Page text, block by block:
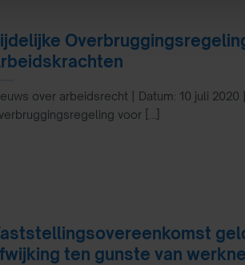
over arbeidsrecht | Datum: 10 juli
voor [...]
ten gunste van